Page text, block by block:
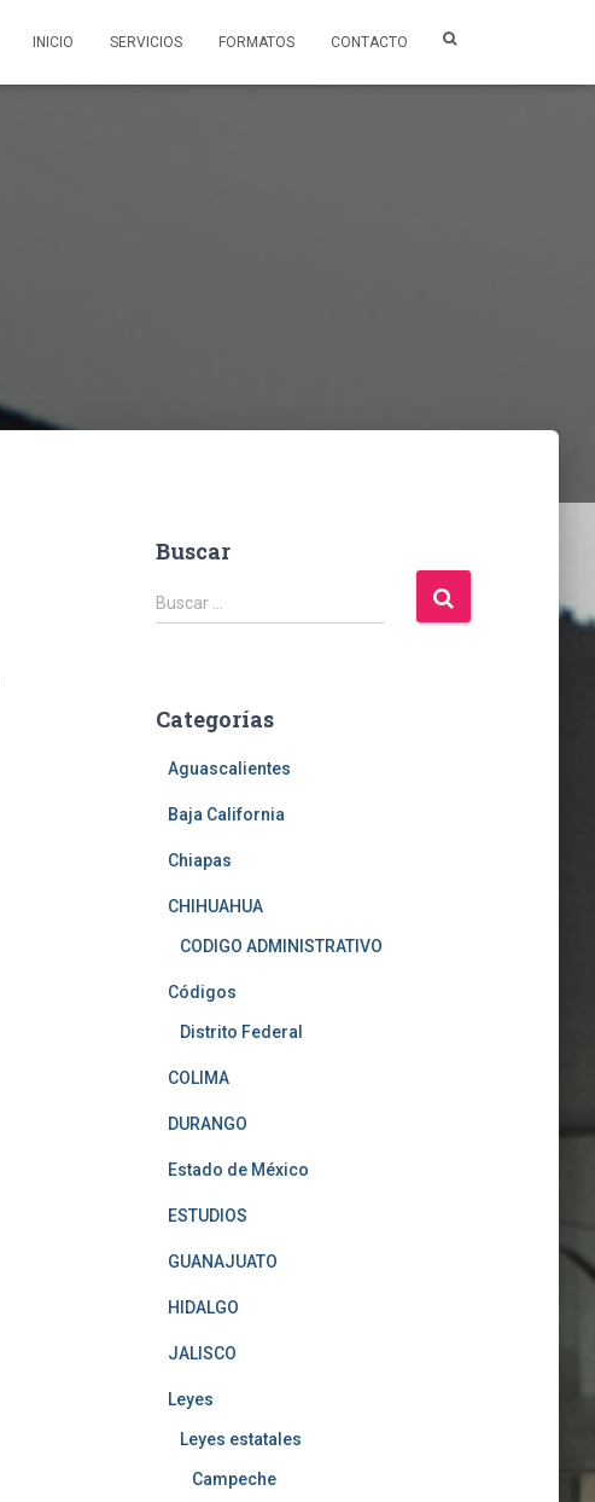
INICIO SERVICIOS FORMATOS CONTACTO
Buscar
B
u
r
Buscar …
Categorías
Aguascalientes
Baja California
Chiapas
CHIHUAHUA
CODIGO ADMINISTRATIVO
Códigos
Distrito Federal
COLIMA
DURANGO
Estado de México
ESTUDIOS
GUANAJUATO
HIDALGO
JALISCO
Leyes
Leyes estatales
Campeche